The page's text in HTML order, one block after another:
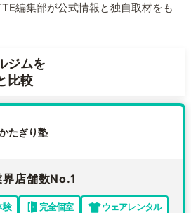
編集部が公式情報と独自取材をも
ジムを
比較
たぎり塾
界店舗数No.1
験 完全個室
ウェアレンタル